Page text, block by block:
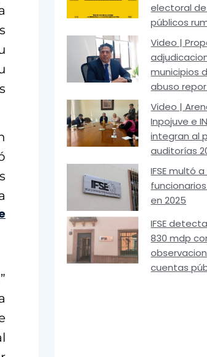
electoral
públicos
Video |
municipios
abuso
Video |
Inpojuve e
integran al
auditorías
IFSE multó
en 2025
IFSE
830 mdp
cuentas